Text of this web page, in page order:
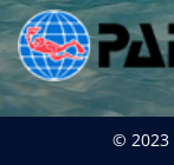
© 2023